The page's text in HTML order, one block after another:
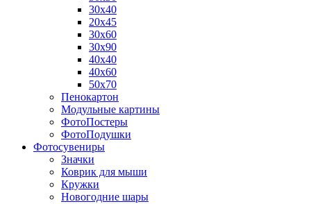
30х40
20х45
30х60
30х90
40х40
40х60
50х70
Пенокартон
Модульные картины
ФотоПостеры
ФотоПодушки
Фотоcувениры
Значки
Коврик для мыши
Кружки
Новогодние шары